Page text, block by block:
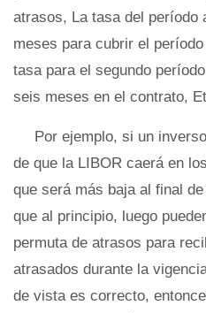
atrasos, La tasa del período
meses para cubrir el
tasa para el segundo
seis meses en el contrato,
Por ejemplo, si un
de que la LIBOR caerá en
que será más baja al final
que al principio, luego
permuta de atrasos para
atrasados ​​durante la
de vista es correcto,